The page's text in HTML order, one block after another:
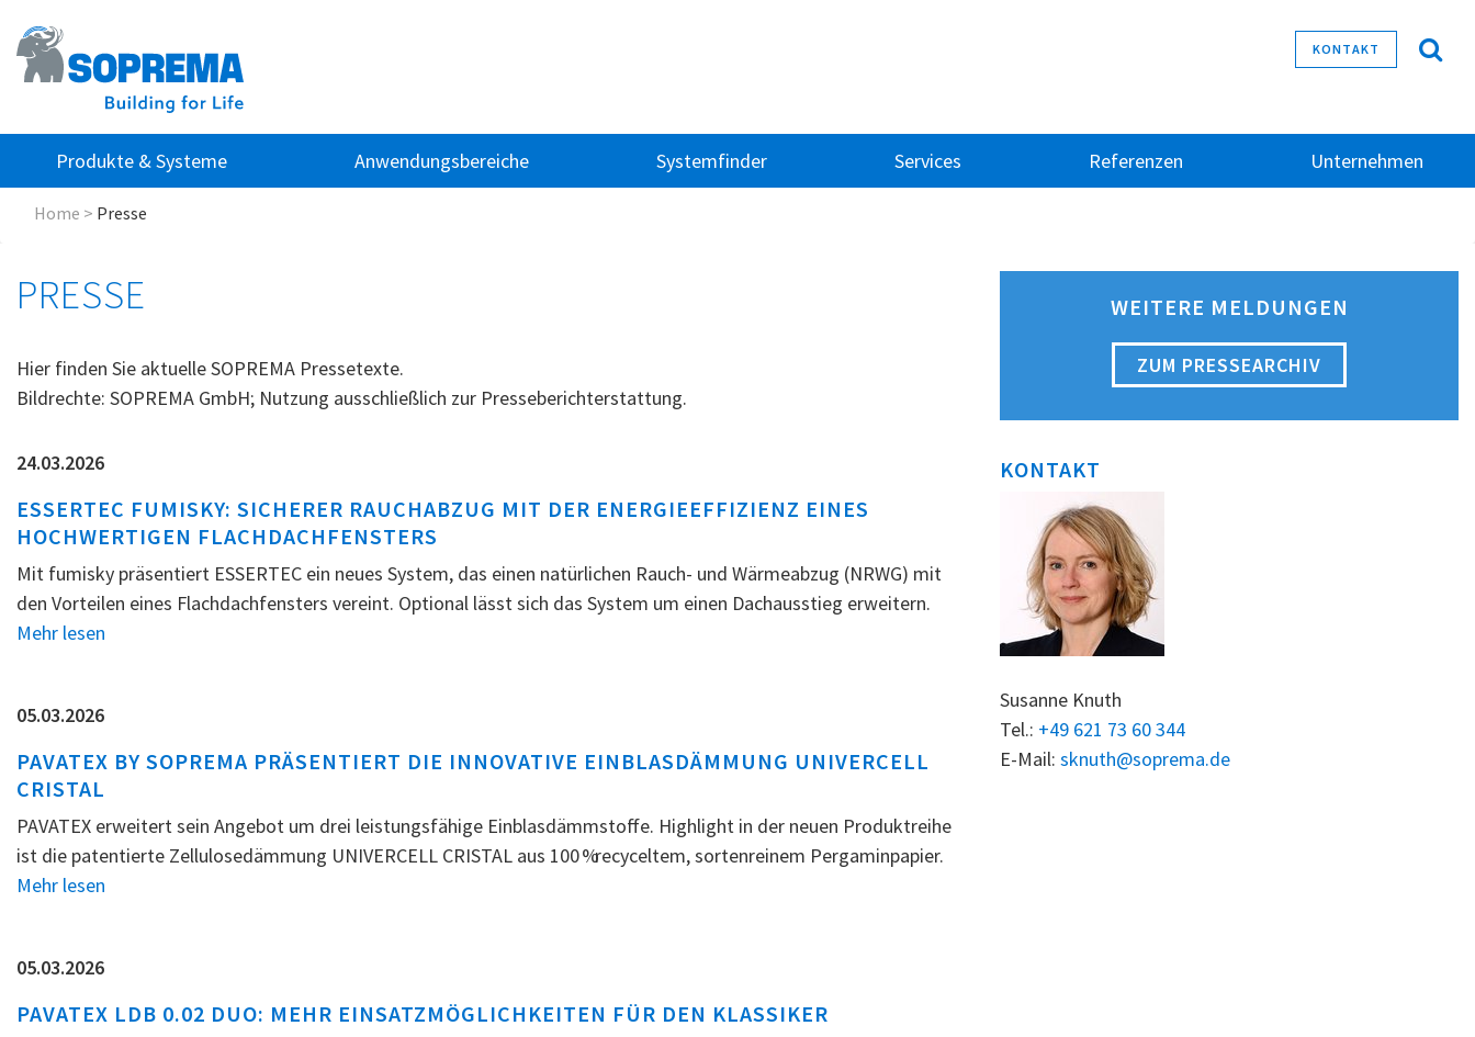
KONTAKT
Produkte & Systeme Anwendungsbereiche Systemfinder Services Referenzen Unternehmen
Home > Presse
PRESSE
Hier finden Sie aktuelle SOPREMA Pressetexte.
Bildrechte: SOPREMA GmbH; Nutzung ausschließlich zur Presseberichterstattung.
24.03.2026
ESSERTEC FUMISKY: SICHERER RAUCHABZUG MIT DER ENERGIEEFFIZIENZ EINES
HOCHWERTIGEN FLACHDACHFENSTERS
Mit fumisky präsentiert ESSERTEC ein neues System, das einen natürlichen Rauch- und Wärmeabzug (NRWG) mit
den Vorteilen eines Flachdachfensters vereint. Optional lässt sich das System um einen Dachausstieg erweitern.
Mehr lesen
05.03.2026
PAVATEX BY SOPREMA PRÄSENTIERT DIE INNOVATIVE EINBLASDÄMMUNG UNIVERCELL
CRISTAL
PAVATEX erweitert sein Angebot um drei leistungsfähige Einblasdämmstoffe. Highlight in der neuen Produktreihe
ist die patentierte Zellulosedämmung UNIVERCELL CRISTAL aus 100 % recyceltem, sortenreinem Pergaminpapier.
Mehr lesen
05.03.2026
PAVATEX LDB 0.02 DUO: MEHR EINSATZMÖGLICHKEITEN FÜR DEN KLASSIKER
WEITERE MELDUNGEN
ZUM PRESSEARCHIV
KONTAKT
Susanne Knuth
Tel.: +49 621 73 60 344
E-Mail: sknuth@soprema.de